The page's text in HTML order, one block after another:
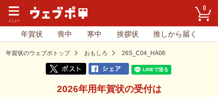
0
年賀状 喪中 寒中 挨拶状 推しから届く
年賀状のウェブポトップ おもしろ 26S_C04_HA06
2026年用年賀状の受付は